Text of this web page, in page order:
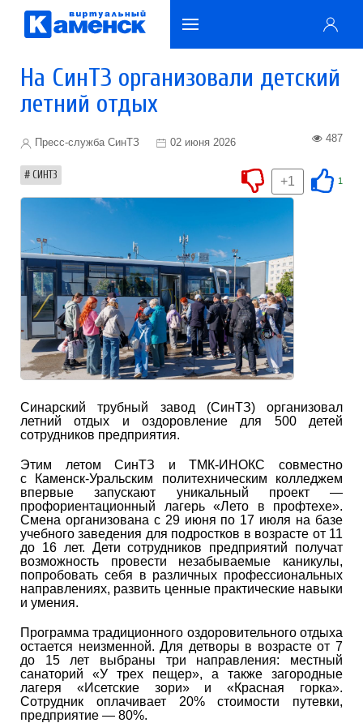
На СинТЗ организовали детский
летний отдых
Пресс-служба СинТЗ 02 июня 2026 487
СИНТЗ 1
+1
Синарский трубный завод (СинТЗ) организовал
летний отдых и оздоровление для 500 детей
сотрудников предприятия.
Этим летом СинТЗ и ТМК-ИНОКС совместно
с Каменск-Уральским политехническим колледжем
впервые запускают уникальный проект —
профориентационный лагерь «Лето в профтехе».
Смена организована с 29 июня по 17 июля на базе
учебного заведения для подростков в возрасте от 11
до 16 лет. Дети сотрудников предприятий получат
возможность провести незабываемые каникулы,
попробовать себя в различных профессиональных
направлениях, развить ценные практические навыки
и умения.
Программа традиционного оздоровительного отдыха
остается неизменной. Для детворы в возрасте от 7
до 15 лет выбраны три направления: местный
санаторий «У трех пещер», а также загородные
лагеря «Исетские зори» и «Красная горка».
Сотрудник оплачивает 20% стоимости путевки,
предприятие — 80%.